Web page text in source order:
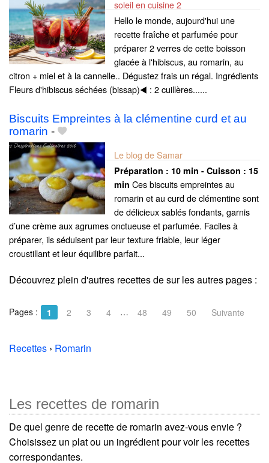
soleil en cuisine 2
Hello le monde, aujourd'hui une
recette fraîche et parfumée pour
préparer 2 verres de cette boisson
glacée à l'hibiscus, au romarin, au
citron + miel et à la cannelle.. Dégustez frais un régal. Ingrédients
Fleurs d'hibiscus séchées (bissap)◀️ : 2 cuillères......
Biscuits Empreintes à la clémentine curd et au
romarin -
Le blog de Samar
Préparation : 10 min - Cuisson : 15
min Ces biscuits empreintes au
romarin et au curd de clémentine sont
de délicieux sablés fondants, garnis
d’une crème aux agrumes onctueuse et parfumée. Faciles à
préparer, ils séduisent par leur texture friable, leur léger
croustillant et leur équilibre parfait...
Découvrez plein d'autres recettes desur les autres pages :
Pages : 1 2 3 4 … 48 49 50 Suivante
Recettes › Romarin
Les recettes de romarin
De quel genre de recette de romarin avez-vous envie ?
Choisissez un plat ou un ingrédient pour voir les recettes
correspondantes.